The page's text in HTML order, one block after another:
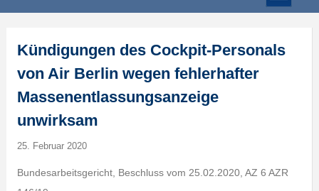
Kündigungen des Cockpit-Personals
von Air Berlin wegen fehlerhafter
Massenentlassungsanzeige
unwirksam
25. Februar 2020
Bundesarbeitsgericht, Beschluss vom 25.02.2020, AZ 6 AZR